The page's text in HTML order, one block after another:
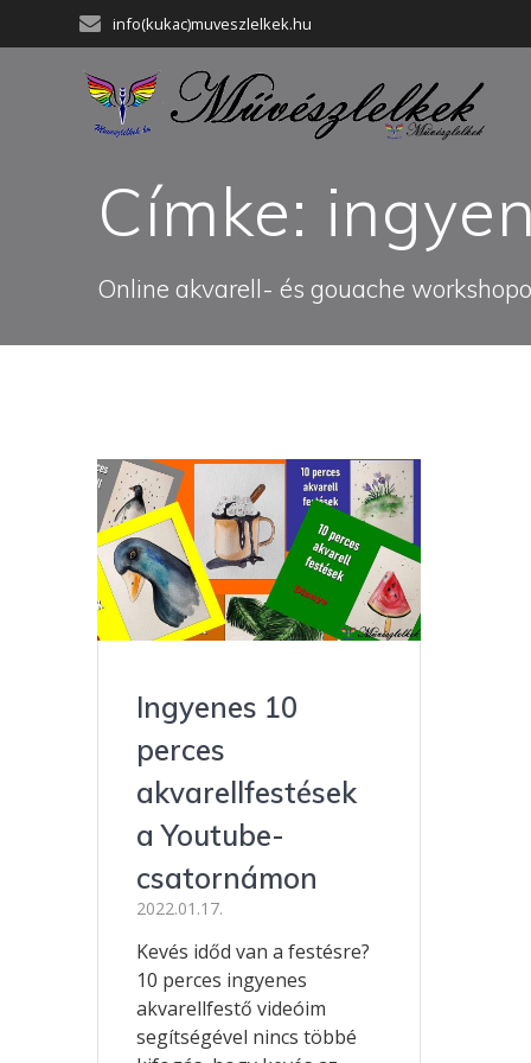
to
info(kukac)muveszlelkek.hu
Címke:
Online akvarell- és gouache
Ingyenes 10
perces
akvarellfestések
a Youtube-
csatornámon
2022.01.17.
Kevés időd van a festésre?
10 perces ingyenes
akvarellfestő videóim
segítségével nincs többé